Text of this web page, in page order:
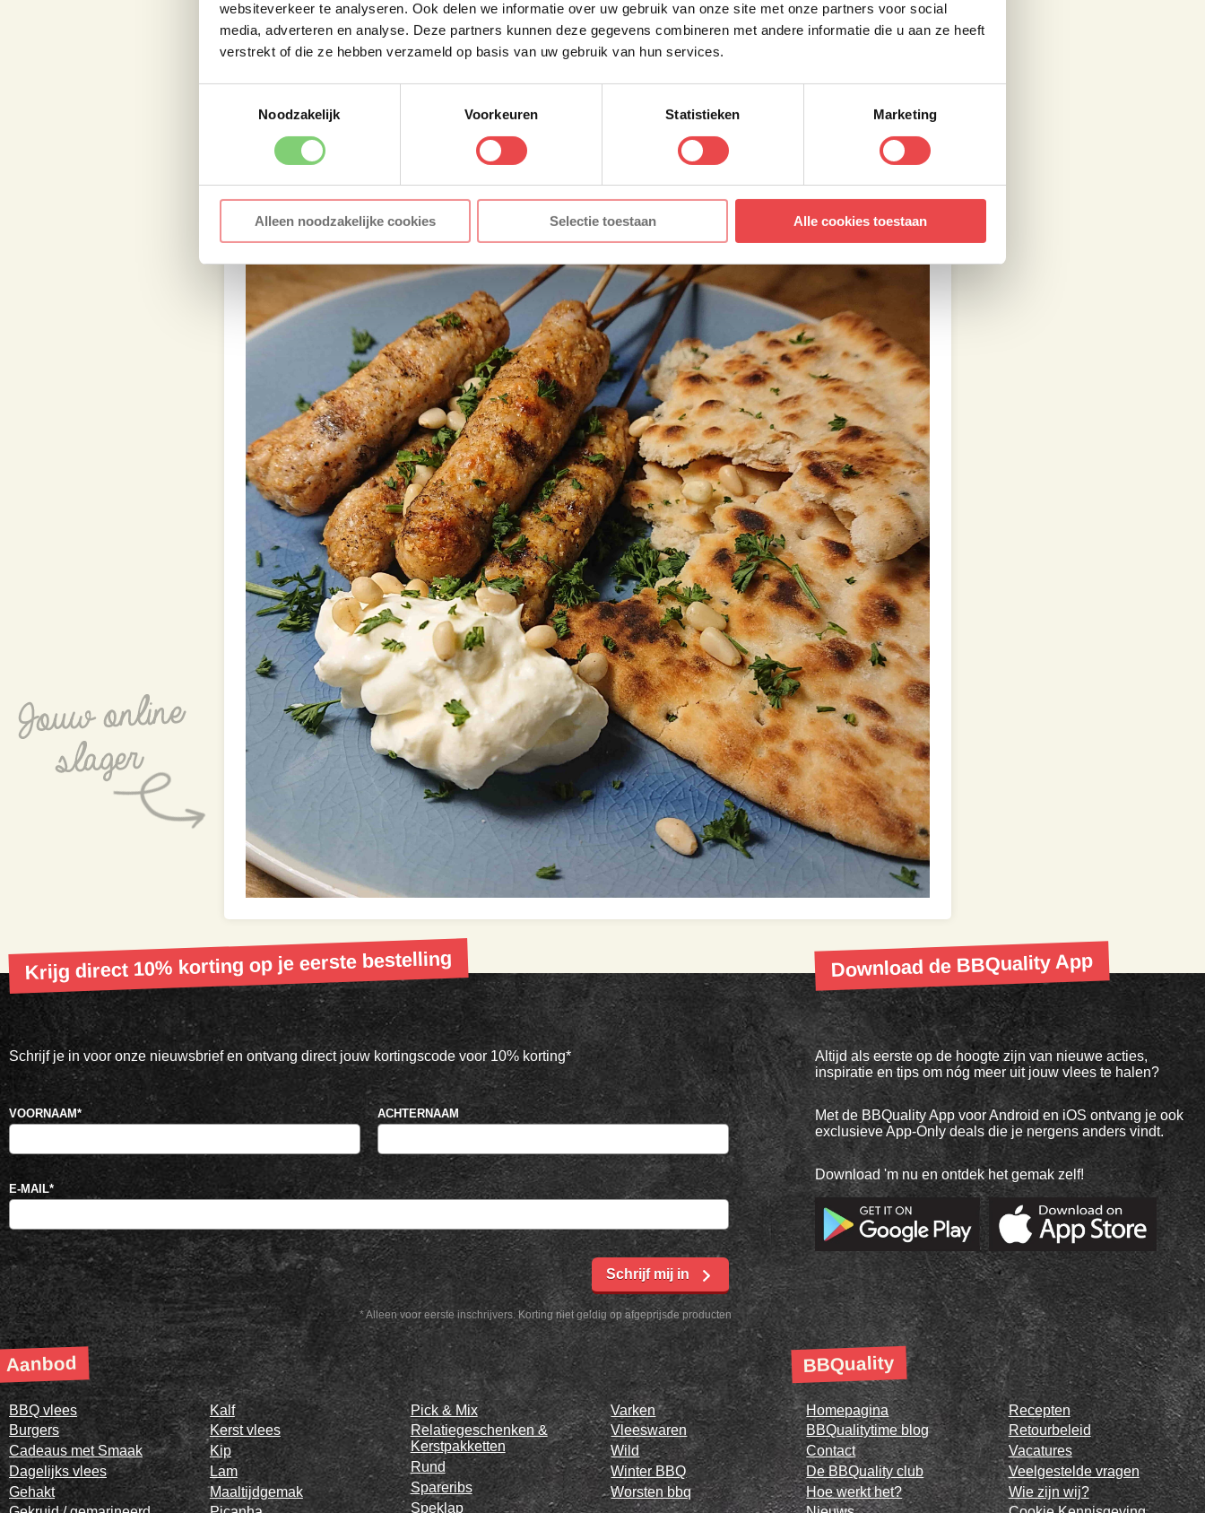
websiteverkeer te analyseren. Ook delen we informatie over uw gebruik van onze site met onze partners voor social
media, adverteren en analyse. Deze partners kunnen deze gegevens combineren met andere informatie die u aan ze heeft
verstrekt of die ze hebben verzameld op basis van uw gebruik van hun services.
Noodzakelijk
Voorkeuren Statistieken Marketing
Alleen noodzakelijke cookies Selectie toestaan Alle cookies toestaan
Serveer de spiezen met het naanbrood, de knoflook dip en garneer eventueel met een beetje
pijnboompitten en verse peterselie.
Tag@foodbyosfa en ik plaats je gerecht in mijn story.
Krijg direct 10% korting op je eerste bestelling
Schrijf je in voor onze nieuwsbrief en ontvang direct jouw kortingscode voor 10% korting*
* Alleen voor eerste inschrijvers. Korting niet geldig op afgeprijsde producten
VOORNAAM* ACHTERNAAM
E-MAIL*
Schrijf mij in
Download de BBQuality App
Altijd als eerste op de hoogte zijn van nieuwe acties,
inspiratie en tips om nóg meer uit jouw vlees te halen?
Met de BBQuality App voor Android en iOS ontvang je ook
exclusieve App-Only deals die je nergens anders vindt.
Download 'm nu en ontdek het gemak zelf!
Aanbod
BBQ vlees
Burgers
Cadeaus met Smaak
Dagelijks vlees
Gehakt
Kalf
Kerst vlees
Kip
Lam
Maaltijdgemak
Pick & Mix
Relatiegeschenken &
Kerstpakketten
Rund
Spareribs
Speklap
Varken
Vleeswaren
Wild
Winter BBQ
Worsten bbq
BBQuality
Homepagina
BBQualitytime blog
Contact
De BBQuality club
Hoe werkt het?
Recepten
Retourbeleid
Vacatures
Veelgestelde vragen
Wie zijn wij?